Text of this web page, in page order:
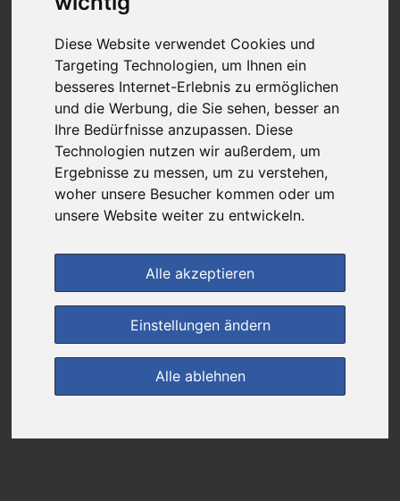
Diese Website verwendet Cookies und
Targeting Technologien, um Ihnen ein
besseres Internet-Erlebnis zu ermöglichen
und die Werbung, die Sie sehen, besser an
Ihre Bedürfnisse anzupassen. Diese
Technologien nutzen wir außerdem, um
Ergebnisse zu messen, um zu verstehen,
woher unsere Besucher kommen oder um
unsere Website weiter zu entwickeln.
Alle akzeptieren
Einstellungen ändern
Alle ablehnen
bei
DIE NEUE APOTHEKE
kein Versand - nur Botenlieferung oder Selbstabholung
Ersparnis:43%oder2,79 € 4
Preis pro 1 ST / 0,38 €
Daten vom 09.08.2026 11:42 Uhr
(0) Jetzt bewerten!
im Shop bestellen
zur Einkaufsliste